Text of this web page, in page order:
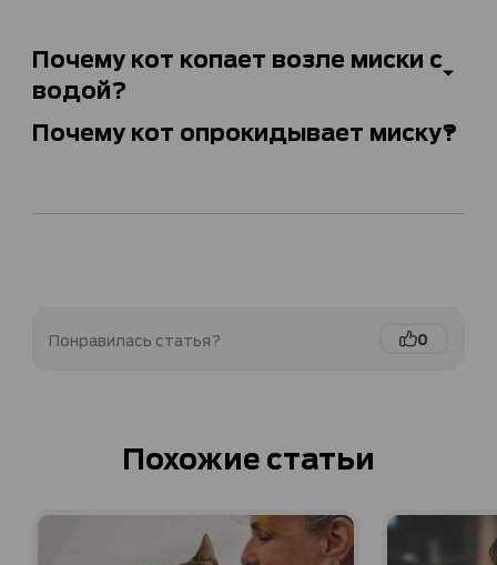
Почему кот копает возле миски с
водой?
Почему кот опрокидывает миску?
Понравилась статья? 0
Похожие статьи